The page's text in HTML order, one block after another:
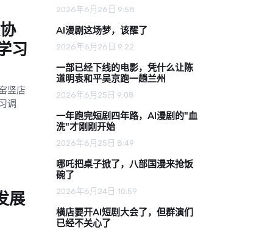
习
竖店
调
展
2026年6月26日 9:58
AI漫剧这场梦，该醒了
2026年6月26日 9:22
一部已经下线的电影，凭什么让陈
道明袁和平吴京跑一趟兰州
2026年6月25日 9:08
一年跑完短剧四年路，AI漫剧的"血
洗"才刚刚开始
2026年6月25日 8:49
哪吒把桌子掀了，八部国漫来抢饭
碗了
2026年6月24日 10:59
横店要开AI短剧大会了，但群演们
已经不关心了